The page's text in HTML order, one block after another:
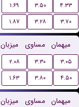
۱.۶۹ ۳.۵۰
۴.۳۳
۱.۸۷ ۳.۲۸ ۳.۷۰
میزبان مساوی میهمان
۲.۰۸ ۳.۳۰
۳.۰۵
۱.۶۳ ۳.۸۰ ۴.۵۰
میزبان مساوی میهمان